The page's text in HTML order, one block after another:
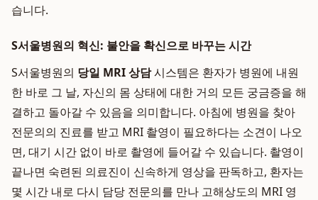
습니다.
S서울병원의 혁신: 불안을 확신으로 바꾸는 시간
S서울병원의 당일 MRI 상담시스템은 환자가 병원에 내원
한 바로 그 날, 자신의 몸 상태에 대한 거의 모든 궁금증을 해
결하고 돌아갈 수 있음을 의미합니다. 아침에 병원을 찾아
전문의의 진료를 받고 MRI 촬영이 필요하다는 소견이 나오
면, 대기 시간 없이 바로 촬영에 들어갈 수 있습니다. 촬영이
끝나면 숙련된 의료진이 신속하게 영상을 판독하고, 환자는
몇 시간 내로 다시 담당 전문의를 만나 고해상도의 MRI 영